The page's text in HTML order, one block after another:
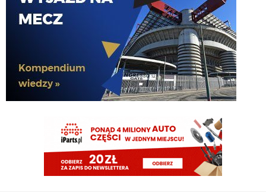
Plotki plotkami, ale serio chciałbym, żebyśmy sobie odpuścili kupowanie
ogórów na zasadzie "może wypali". Takich zawodników już mamy w U23 i
lepiej się już nimi posiłkować i dać szansę niż wydawać kolejne naście albo i
spokojnie zostało jeszcze X czasu.... gówno wiemy łykamy każda plotkę
dziennikarzy. Pieniądze są, ale ich nie ma, Ałzyljo robi maxa, ale blokuje go
Oaktree, a Oaktree z chęcią by rzekomo sypało kasa na gwiazdy ale... xd
Jaki wyjściowy skład na Monzę?
DonDawido 10.08.2026 10:29
Dzień dobry, jak oceniacie okienko Interu na 13 dni przed pierwszym
meczem Serie A?